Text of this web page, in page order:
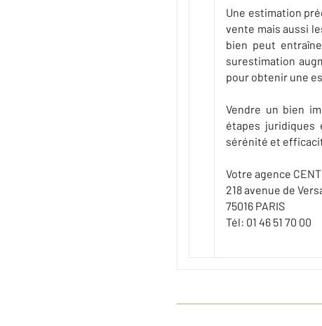
Une estimation
vente mais aussi
bien peut
surestimation
pour obtenir une
Vendre un bien
étapes juridiques
sérénité et
Votre agence
218 avenue de
75016 PARIS
Tél: 01 46 51 70 00